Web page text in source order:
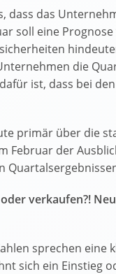
dass das
soll eine
die
ist, dass bei
primär über die
Februar der
verkaufen?!
sprechen eine
sich ein Einstieg